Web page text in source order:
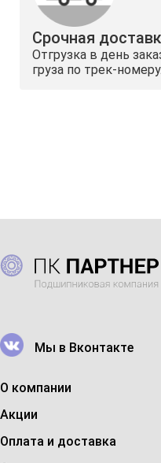
Срочная
Отгрузка в день
груза по трек-номеру.
Мы в Вконтакте
О компании
Акции
Оплата и доставка